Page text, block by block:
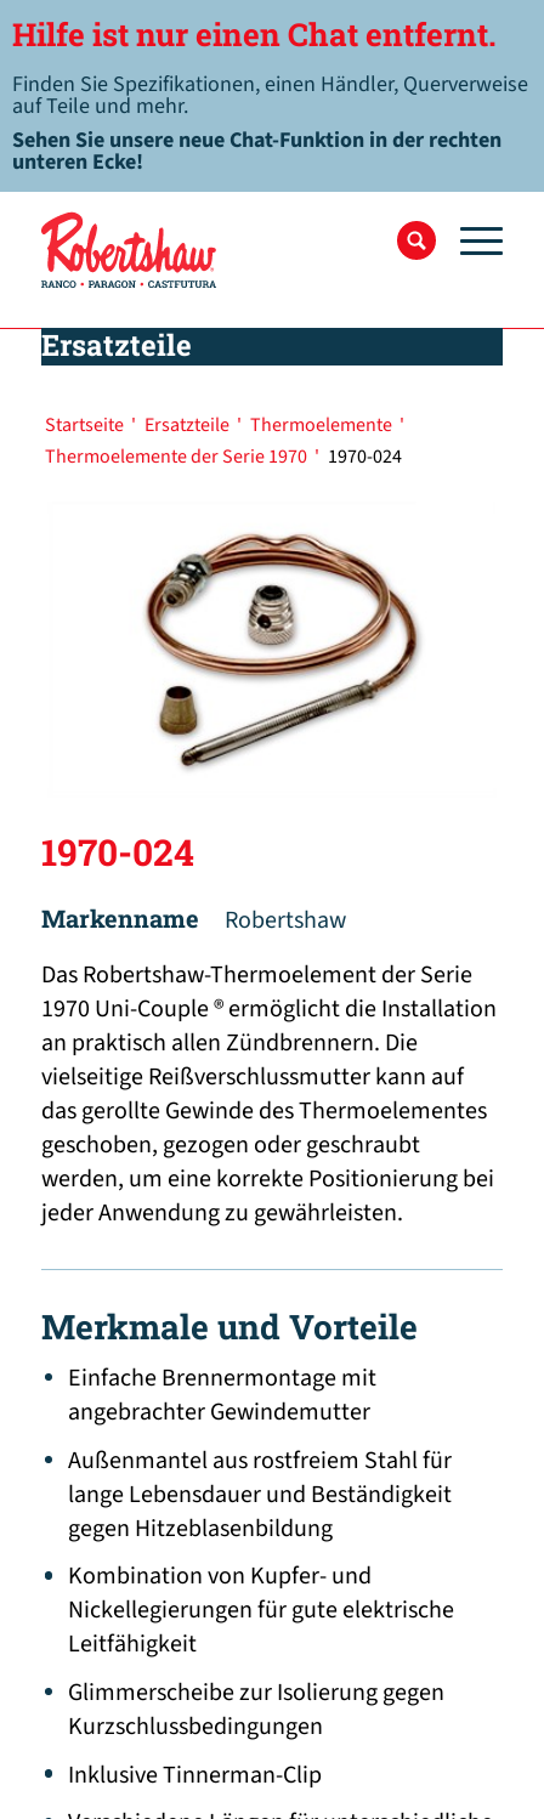
Hilfe ist nur einen Chat entfernt.
Finden Sie Spezifikationen, einen Händler, Querverweise
auf Teile und mehr.
Sehen Sie unsere neue Chat-Funktion in der rechten
unteren Ecke!
Ersatzteile
Startseite ' Ersatzteile ' Thermoelemente '
Thermoelemente der Serie 1970 ' 1970-024
1970-024
Markenname
Robertshaw
Das Robertshaw-Thermoelement der Serie
1970 Uni-Couple ® ermöglicht die Installation
an praktisch allen Zündbrennern. Die
vielseitige Reißverschlussmutter kann auf
das gerollte Gewinde des Thermoelementes
geschoben, gezogen oder geschraubt
werden, um eine korrekte Positionierung bei
jeder Anwendung zu gewährleisten.
Merkmale und Vorteile
Einfache Brennermontage mit
angebrachter Gewindemutter
Außenmantel aus rostfreiem Stahl für
lange Lebensdauer und Beständigkeit
gegen Hitzeblasenbildung
Kombination von Kupfer- und
Nickellegierungen für gute elektrische
Leitfähigkeit
Glimmerscheibe zur Isolierung gegen
Kurzschlussbedingungen
Inklusive Tinnerman-Clip